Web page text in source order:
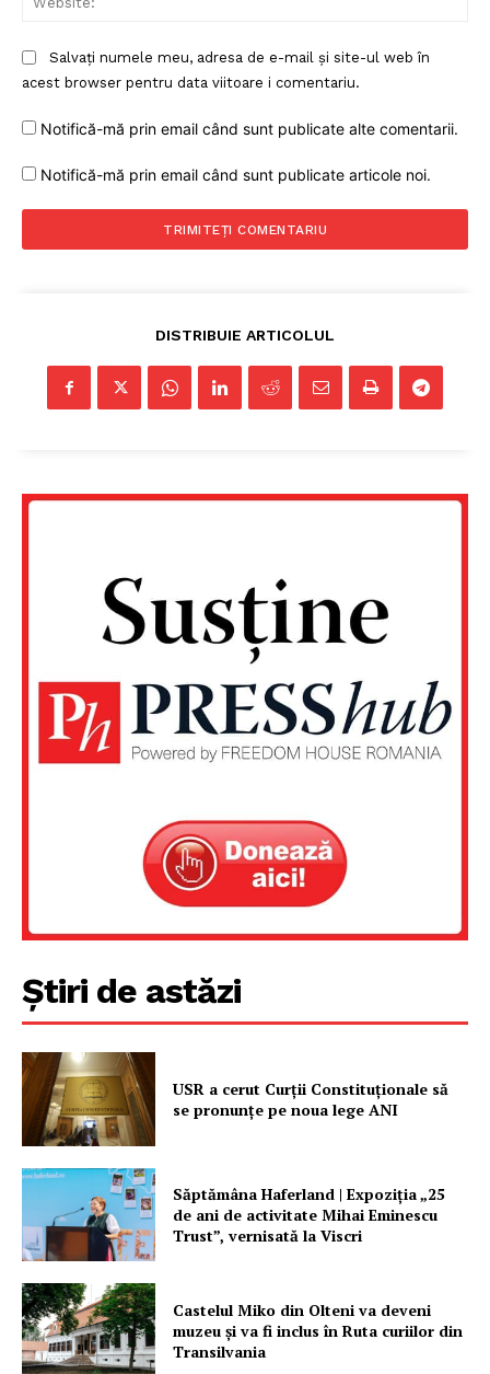
Salvați numele meu, adresa de e-mail și site-ul web în
acest browser pentru data viitoare i comentariu.
Notifică-mă prin email când sunt publicate alte comentarii.
Notifică-mă prin email când sunt publicate articole noi.
DISTRIBUIE ARTICOLUL
Știri de astăzi
USR a cerut Curții Constituționale să
se pronunțe pe noua lege ANI
Săptămâna Haferland | Expoziţia „25
de ani de activitate Mihai Eminescu
Trust”, vernisată la Viscri
Castelul Miko din Olteni va deveni
muzeu şi va fi inclus în Ruta curiilor din
Transilvania